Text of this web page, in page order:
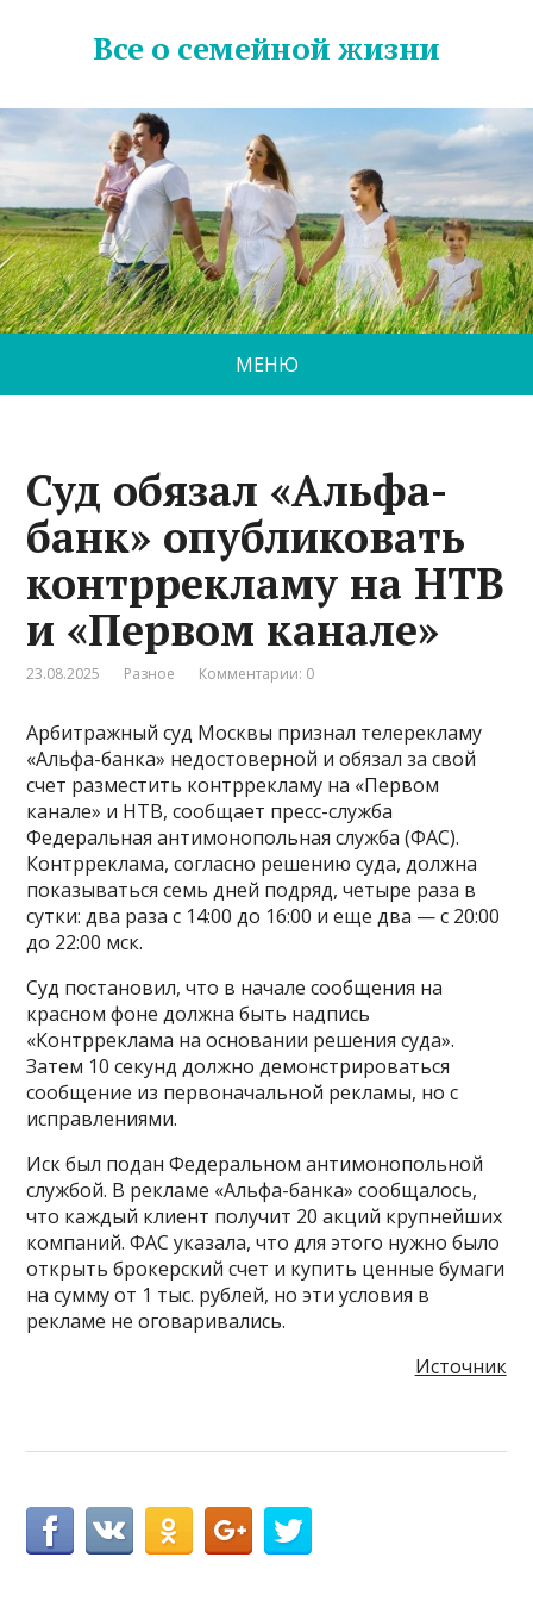
Все о семейной жизни
МЕНЮ
Суд обязал «Альфа-
банк» опубликовать
контррекламу на НТВ
и «Первом канале»
23.08.2025 Разное Комментарии: 0
Арбитражный суд Москвы признал телерекламу
«Альфа-банка» недостоверной и обязал за свой
счет разместить контррекламу на «Первом
канале» и НТВ, сообщает пресс-служба
Федеральная антимонопольная служба (ФАС).
Контрреклама, согласно решению суда, должна
показываться семь дней подряд, четыре раза в
сутки: два раза с 14:00 до 16:00 и еще два — с 20:00
до 22:00 мск.
Суд постановил, что в начале сообщения на
красном фоне должна быть надпись
«Контрреклама на основании решения суда».
Затем 10 секунд должно демонстрироваться
сообщение из первоначальной рекламы, но с
исправлениями.
Иск был подан Федеральном антимонопольной
службой. В рекламе «Альфа-банка» сообщалось,
что каждый клиент получит 20 акций крупнейших
компаний. ФАС указала, что для этого нужно было
открыть брокерский счет и купить ценные бумаги
на сумму от 1 тыс. рублей, но эти условия в
рекламе не оговаривались.
Источник